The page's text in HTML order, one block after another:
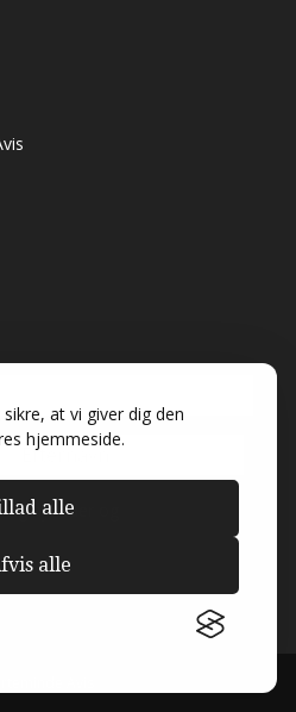
at vi giver dig den
hjemmeside.
alle
alle
nyheder og